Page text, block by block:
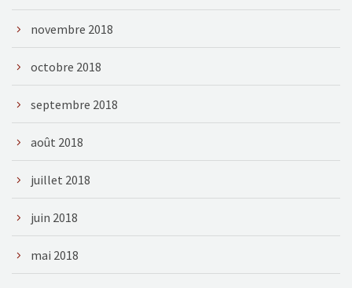
novembre 2018
octobre 2018
septembre 2018
août 2018
juillet 2018
juin 2018
mai 2018